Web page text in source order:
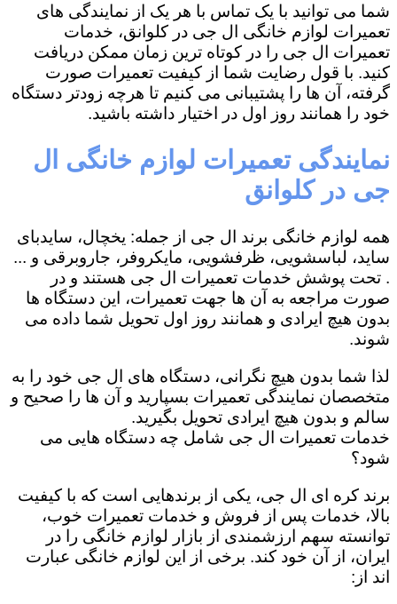
شما می توانید با یک تماس با هر یک از نمایندگی های
تعمیرات لوازم خانگی ال جی در کلوانق، خدمات
تعمیرات ال جی را در کوتاه ترین زمان ممکن دریافت
کنید. با قول رضایت شما از کیفیت تعمیرات صورت
گرفته، آن ها را پشتیبانی می کنیم تا هرچه زودتر دستگاه
خود را همانند روز اول در اختیار داشته باشید.
نمایندگی تعمیرات لوازم خانگی ال
جی در کلوانق
همه لوازم خانگی برند ال جی از جمله: یخچال، سایدبای
ساید، لباسشویی، ظرفشویی، مایکروفر، جاروبرقی و ...
. تحت پوشش خدمات تعمیرات ال جی هستند و در
صورت مراجعه به آن ها جهت تعمیرات، این دستگاه ها
بدون هیچ ایرادی و همانند روز اول تحویل شما داده می
شوند.
لذا شما بدون هیچ نگرانی، دستگاه های ال جی خود را به
متخصصان نمایندگی تعمیرات بسپارید و آن ها را صحیح و
سالم و بدون هیچ ایرادی تحویل بگیرید.
خدمات تعمیرات ال جی شامل چه دستگاه هایی می
شود؟
برند کره ای ال جی، یکی از برندهایی است که با کیفیت
بالا، خدمات پس از فروش و خدمات تعمیرات خوب،
توانسته سهم ارزشمندی از بازار لوازم خانگی را در
ایران، از آن خود کند. برخی از این لوازم خانگی عبارت
اند از: